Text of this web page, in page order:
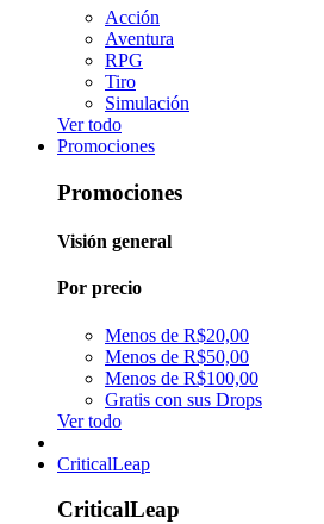
Acción
Aventura
RPG
Tiro
Simulación
Ver todo
Promociones
Promociones
Visión general
Por precio
Menos de R$20,00
Menos de R$50,00
Menos de R$100,00
Gratis con sus Drops
Ver todo
CriticalLeap
CriticalLeap